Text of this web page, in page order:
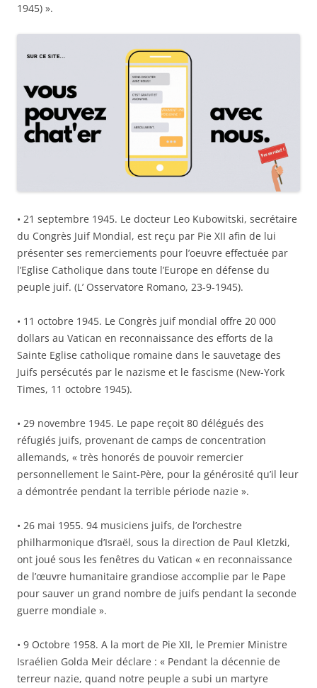
1945) ».
• 21 septembre 1945. Le docteur Leo Kubowitski, secrétaire
du Congrès Juif Mondial, est reçu par Pie XII afin de lui
présenter ses remerciements pour l’oeuvre effectuée par
l’Eglise Catholique dans toute l’Europe en défense du
peuple juif. (L’ Osservatore Romano, 23-9-1945).
• 11 octobre 1945. Le Congrès juif mondial offre 20 000
dollars au Vatican en reconnaissance des efforts de la
Sainte Eglise catholique romaine dans le sauvetage des
Juifs persécutés par le nazisme et le fascisme (New-York
Times, 11 octobre 1945).
• 29 novembre 1945. Le pape reçoit 80 délégués des
réfugiés juifs, provenant de camps de concentration
allemands, « très honorés de pouvoir remercier
personnellement le Saint-Père, pour la générosité qu’il leur
a démontrée pendant la terrible période nazie ».
• 26 mai 1955. 94 musiciens juifs, de l’orchestre
philharmonique d’Israël, sous la direction de Paul Kletzki,
ont joué sous les fenêtres du Vatican « en reconnaissance
de l’œuvre humanitaire grandiose accomplie par le Pape
pour sauver un grand nombre de juifs pendant la seconde
guerre mondiale ».
• 9 Octobre 1958. A la mort de Pie XII, le Premier Ministre
Israélien Golda Meir déclare : « Pendant la décennie de
terreur nazie, quand notre peuple a subi un martyre